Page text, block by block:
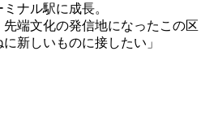
ナル駅に成長。
端文化の発信地になったこの区
新しいものに接したい」